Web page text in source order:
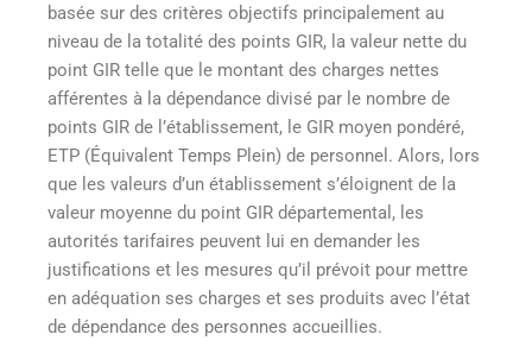
basée sur des critères objectifs principalement au
niveau de la totalité des points GIR, la valeur nette du
point GIR telle que le montant des charges nettes
afférentes à la dépendance divisé par le nombre de
points GIR de l’établissement, le GIR moyen pondéré,
ETP (Équivalent Temps Plein) de personnel. Alors, lors
que les valeurs d’un établissement s’éloignent de la
valeur moyenne du point GIR départemental, les
autorités tarifaires peuvent lui en demander les
justifications et les mesures qu’il prévoit pour mettre
en adéquation ses charges et ses produits avec l’état
de dépendance des personnes accueillies.